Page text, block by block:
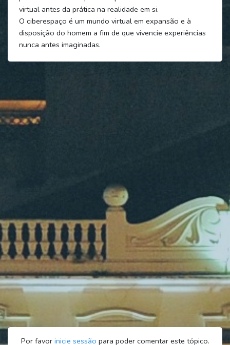
virtual antes da prática na realidade em si.
O ciberespaço é um mundo virtual em expansão e à
disposição do homem a fim de que vivencie experiências
nunca antes imaginadas.
Por favor inicie sessão para poder comentar este tópico.